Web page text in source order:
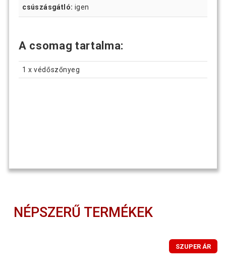
csúszásgátló: igen
A csomag tartalma:
1 x védőszőnyeg
NÉPSZERŰ TERMÉKEK
SZUPER ÁR